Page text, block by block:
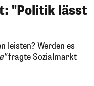
"Politik lässt
leisten? Werden es
fragte Sozialmarkt-